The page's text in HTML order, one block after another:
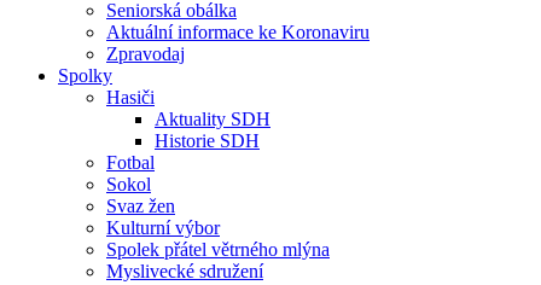
Seniorská obálka
Aktuální informace ke Koronaviru
Zpravodaj
Spolky
Hasiči
Aktuality SDH
Historie SDH
Fotbal
Sokol
Svaz žen
Kulturní výbor
Spolek přátel větrného mlýna
Myslivecké sdružení